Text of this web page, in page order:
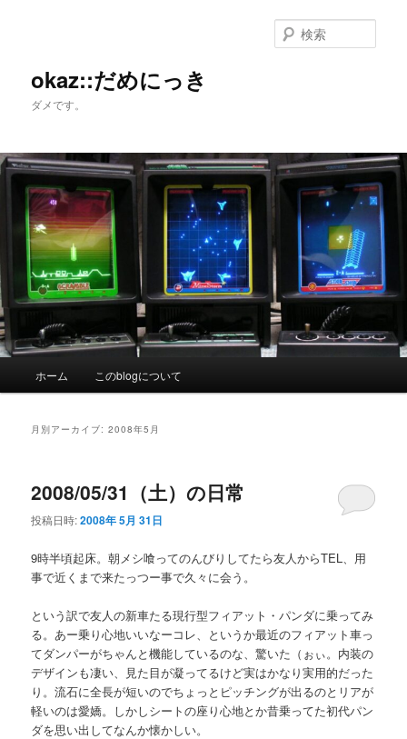
へ
移
移
動
okaz::だめにっき
ダメです。
索
ホーム このblogについて
月別アーカイブ:2008年5月
2008/05/31（土）の日常
投稿日時:2008年 5月 31日
9時半頃起床。朝メシ喰ってのんびりしてたら友人からTEL、用
事で近くまで来たっつー事で久々に会う。
という訳で友人の新車たる現行型フィアット・パンダに乗ってみ
る。あー乗り心地いいなーコレ、というか最近のフィアット車っ
てダンパーがちゃんと機能しているのな、驚いた（ぉぃ。内装の
デザインも凄い、見た目が凝ってるけど実はかなり実用的だった
り。流石に全長が短いのでちょっとピッチングが出るのとリアが
軽いのは愛嬌。しかしシートの座り心地とか昔乗ってた初代パン
ダを思い出してなんか懐かしい。